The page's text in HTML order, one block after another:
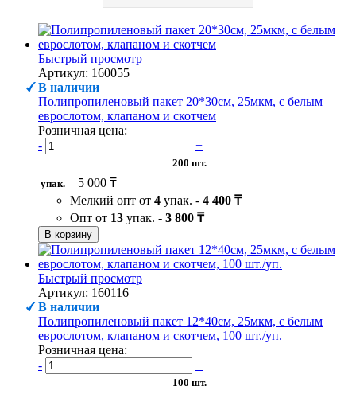
Быстрый просмотр
Артикул: 160055
В наличии
Полипропиленовый пакет 20*30см, 25мкм, с белым
еврослотом, клапаном и скотчем
Розничная цена:
-
+
200 шт.
упак.
5 000 ₸
Мелкий опт от 4 упак. - 4 400 ₸
Опт от 13 упак. - 3 800 ₸
В корзину
Быстрый просмотр
Артикул: 160116
В наличии
Полипропиленовый пакет 12*40см, 25мкм, с белым
еврослотом, клапаном и скотчем, 100 шт./уп.
Розничная цена:
-
+
100 шт.